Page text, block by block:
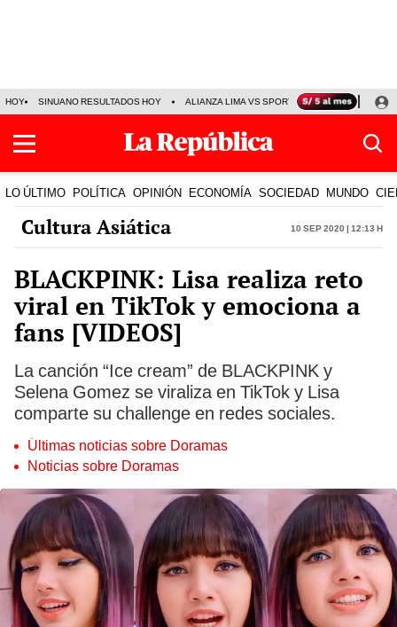
HOY SINUANO RESULTADOS HOY ALIANZA LIMA VS SPORT BOYS JORGE
LO ÚLTIMO POLÍTICA OPINIÓN ECONOMÍA SOCIEDAD MUNDO
Cultura Asiática 10 Sep 2020 | 12:13 h
BLACKPINK: Lisa realiza reto
viral en TikTok y emociona a
fans [VIDEOS]
La canción “Ice cream” de BLACKPINK y
Selena Gomez se viraliza en TikTok y Lisa
comparte su challenge en redes sociales.
Últimas noticias sobre Doramas
Noticias sobre Doramas